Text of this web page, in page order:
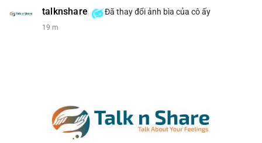
#vlikevn #titanbot
talknshare Đã thay đổi ảnh bìa của cô ấy
19 m